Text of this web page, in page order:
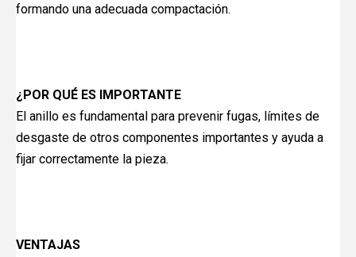
formando una adecuada compactación.
¿POR QUÉ ES IMPORTANTE
El anillo es fundamental para prevenir fugas, límites de
desgaste de otros componentes importantes y ayuda a
fijar correctamente la pieza.
VENTAJAS